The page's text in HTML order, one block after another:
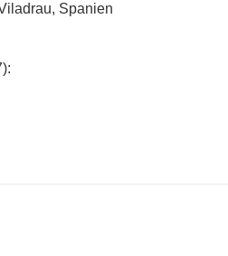
Spanien